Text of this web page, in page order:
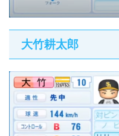
大竹耕太郎